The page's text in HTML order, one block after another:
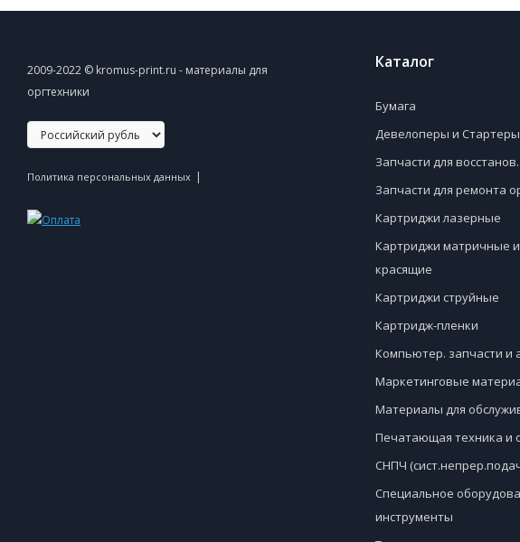
2009-2022 © kromus-print.ru - материалы для
оргтехники
Политика персональных данных |
Каталог
Бумага
Девелоперы и Стартеры
Запчасти для
Запчасти для ремонта
Картриджи лазерные
Картриджи матричные
красящие
Картриджи струйные
Картридж-пленки
Компьютер. запчасти и
Маркетинговые
Материалы для
Печатающая техника и
СНПЧ
Специальное
инструменты